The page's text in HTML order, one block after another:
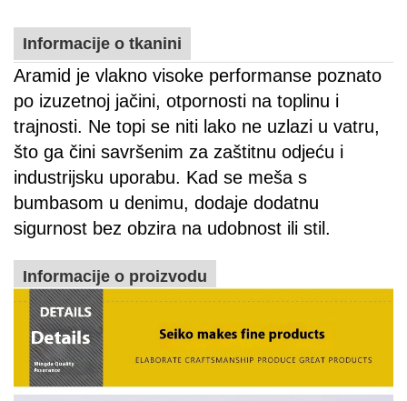
Informacije o tkanini
Aramid je vlakno visoke performanse poznato
po izuzetnoj jačini, otpornosti na toplinu i
trajnosti. Ne topi se niti lako ne uzlazi u vatru,
što ga čini savršenim za zaštitnu odjeću i
industrijsku uporabu. Kad se meša s
bumbasom u denimu, dodaje dodatnu
sigurnost bez obzira na udobnost ili stil.
Informacije o proizvodu